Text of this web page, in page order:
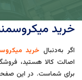
خرید
اگر به‌دنبال خرید
اصالت کالا هستید،
برای شماست. در این